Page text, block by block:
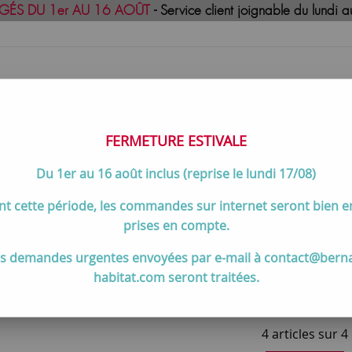
DU 1er AU 16 AOÛT- Service client joignable du lundi
Cuisson Meilleures ventes Contactez-
principales marques et gammes > Cuisinières à bois GODIN >
à bois Godin
4 articles sur4
FERMETURE ESTIVALE
Du 1er au 16 août inclus (reprise le lundi 17/08)
cette période, les commandes sur internet seront bien
prises en compte.
demandes urgentes envoyées par e-mail à
habitat.com seront traitées.